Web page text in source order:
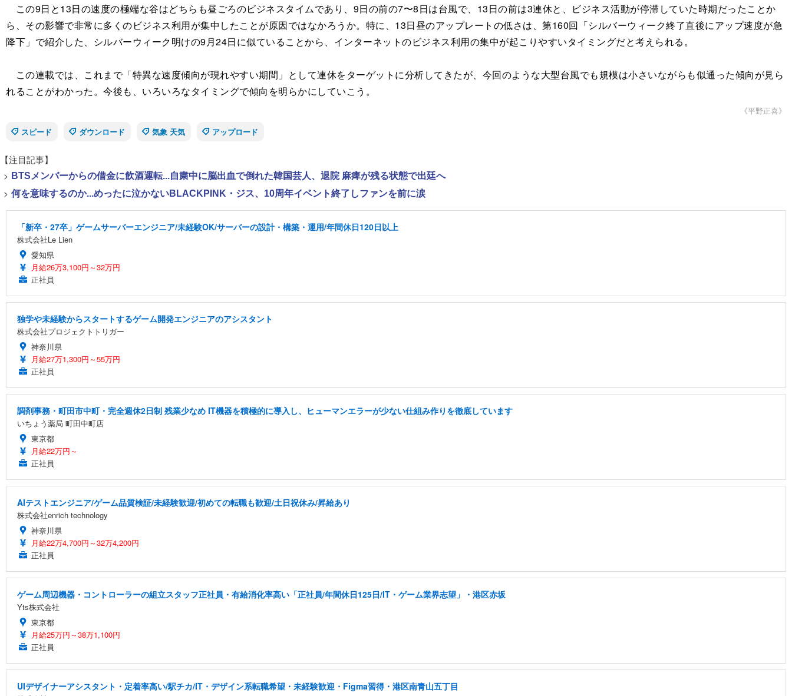
この9日と13日の速度の極端な谷はどちらも昼ごろのビジネスタイムであり、9日の前の7〜8日は台風で、13日の前は3連休と、ビジネス活動が停滞していた時期だったことか
ら、その影響で非常に多くのビジネス利用が集中したことが原因ではなかろうか。特に、13日昼のアップレートの低さは、第160回「シルバーウィーク終了直後にアップ速度が急
降下」で紹介した、シルバーウィーク明けの9月24日に似ていることから、インターネットのビジネス利用の集中が起こりやすいタイミングだと考えられる。
この連載では、これまで「特異な速度傾向が現れやすい期間」として連休をターゲットに分析してきたが、今回のような大型台風でも規模は小さいながらも似通った傾向が見ら
れることがわかった。今後も、いろいろなタイミングで傾向を明らかにしていこう。
《平野正喜》
スピード
ダウンロード 気象 天気 アップロード
【注目記事】
> BTSメンバーからの借金に飲酒運転...自粛中に脳出血で倒れた韓国芸人、退院 麻痺が残る状態で出廷へ
> 何を意味するのか...めったに泣かないBLACKPINK・ジス、10周年イベント終了しファンを前に涙
「新卒・27卒」ゲームサーバーエンジニア/未経験OK/サーバーの設計・構築・運用/年間休日120日以上
株式会社Le Lien
愛知県
月給26万3,100円～32万円
正社員
独学や未経験からスタートするゲーム開発エンジニアのアシスタント
株式会社プロジェクトトリガー
神奈川県
月給27万1,300円～55万円
正社員
調剤事務・町田市中町・完全週休2日制 残業少なめ IT機器を積極的に導入し、ヒューマンエラーが少ない仕組み作りを徹底しています
いちょう薬局 町田中町店
東京都
月給22万円～
正社員
AIテストエンジニア/ゲーム品質検証/未経験歓迎/初めての転職も歓迎/土日祝休み/昇給あり
株式会社enrich technology
神奈川県
月給22万4,700円～32万4,200円
正社員
ゲーム周辺機器・コントローラーの組立スタッフ正社員・有給消化率高い「正社員/年間休日125日/IT・ゲーム業界志望」・港区赤坂
Yts株式会社
東京都
月給25万円～38万1,100円
正社員
UIデザイナーアシスタント・定着率高い/駅チカ/IT・デザイン系転職希望・未経験歓迎・Figma習得・港区南青山五丁目